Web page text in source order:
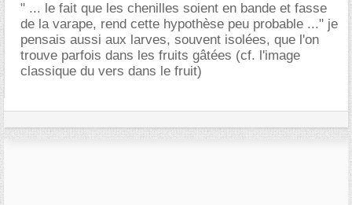
" ... le fait que les chenilles soient en bande et fasse
de la varape, rend cette hypothèse peu probable ..." je
pensais aussi aux larves, souvent isolées, que l'on
trouve parfois dans les fruits gâtées (cf. l'image
classique du vers dans le fruit)